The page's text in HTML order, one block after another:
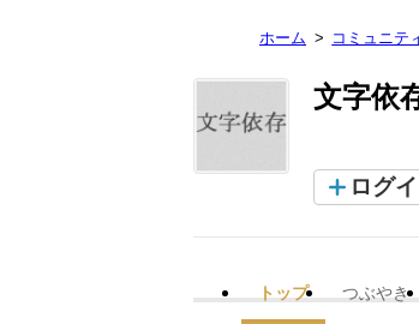
ホーム コミュニテ
文字依
ログ
トップ つぶやき